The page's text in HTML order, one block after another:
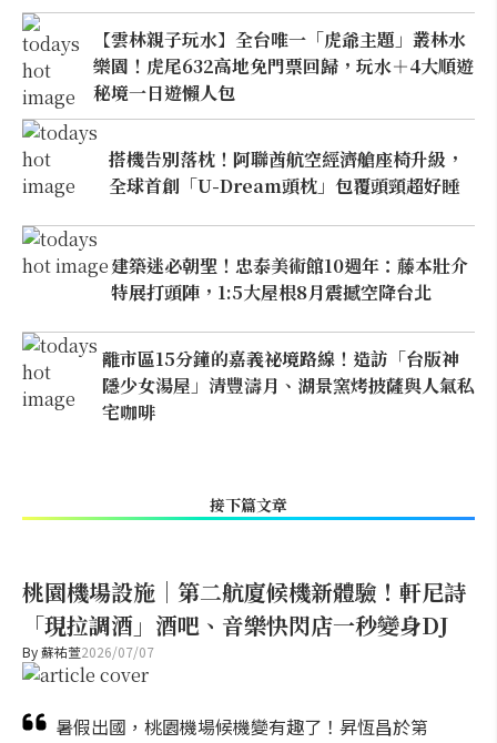
【雲林親子玩水】全台唯一「虎爺主題」叢林水
樂園！虎尾632高地免門票回歸，玩水＋4大順遊
秘境一日遊懶人包
搭機告別落枕！阿聯酋航空經濟艙座椅升級，
全球首創「U-Dream頭枕」包覆頭頸超好睡
建築迷必朝聖！忠泰美術館10週年：藤本壯介
特展打頭陣，1:5大屋根8月震撼空降台北
離市區15分鐘的嘉義祕境路線！造訪「台版神
隱少女湯屋」清豐濤月、湖景窯烤披薩與人氣私
宅咖啡
接下篇文章
桃園機場設施｜第二航廈候機新體驗！軒尼詩
「現拉調酒」酒吧、音樂快閃店一秒變身DJ
By蘇祐萱2026/07/07
暑假出國，桃園機場候機變有趣了！昇恆昌於第